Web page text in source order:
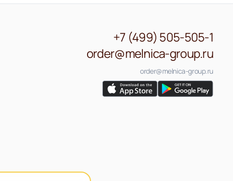
+7 (499) 505-505-1
order@melnica-group.ru
order@melnica-group.ru